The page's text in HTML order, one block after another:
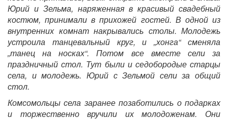
Юрий и Зельма, наряженная в красивый свадебный
костюм, принимали в прихожей гостей. В одной из
внутренних комнат накрывались столы. Молодежь
устроила танцевальный круг, и „хонга“ сменяла
„танец на носках“. Потом все вместе сели за
праздничный стол. Тут были и седобородые старцы
села, и молодежь. Юрий с Зельмой сели за общий
стол.
Комсомольцы села заранее позаботились о подарках
и торжественно вручили их молодоженам. Они